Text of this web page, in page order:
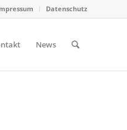
Datenschutz
News